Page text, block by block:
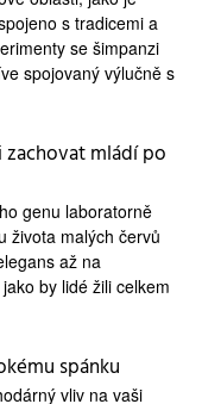
s tradicemi a
se šimpanzi
spojovaný výlučně s
mládí po
genu laboratorně
života malých červů
až na
by lidé žili celkem
spánku
vliv na vaši